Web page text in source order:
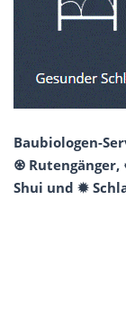
Baubiologen-
♼ Rutengänger,
Shui und ✹